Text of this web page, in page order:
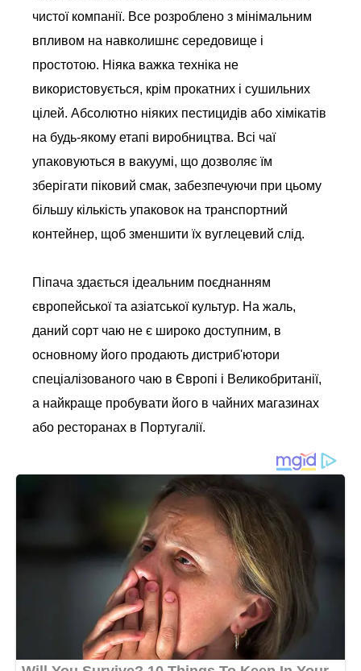
чистої компанії. Все розроблено з мінімальним
впливом на навколишнє середовище і
простотою. Ніяка важка техніка не
використовується, крім прокатних і сушильних
цілей. Абсолютно ніяких пестицидів або хімікатів
на будь-якому етапі виробництва. Всі чаї
упаковуються в вакуумі, що дозволяє їм
зберігати піковий смак, забезпечуючи при цьому
більшу кількість упаковок на транспортний
контейнер, щоб зменшити їх вуглецевий слід.
Піпача здається ідеальним поєднанням
європейської та азіатської культур. На жаль,
даний сорт чаю не є широко доступним, в
основному його продають дистриб'ютори
спеціалізованого чаю в Європі і Великобританії,
а найкраще пробувати його в чайних магазинах
або ресторанах в Португалії.